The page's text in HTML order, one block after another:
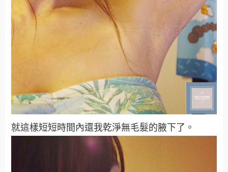
就這樣短短時間內還我乾淨無毛髮的腋下了。